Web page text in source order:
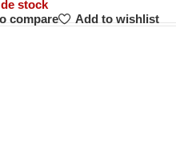
stock
compare
Add to wishlist